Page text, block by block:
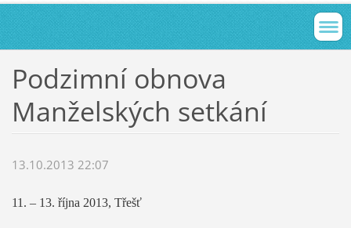
Podzimní obnova
Manželských setkání
13.10.2013 22:07
11. – 13. října 2013, Třešť